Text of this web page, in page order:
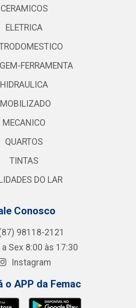
CERAMICOS
ELETRICA
FERRAMENTA
HIDRAULICA
IMOBILIZADO
MECANICO
QUARTOS
TINTAS
DO LAR
Conosco
98118-2121
a Sex 8:00 às 17:30
Instagram
o APP da Femac